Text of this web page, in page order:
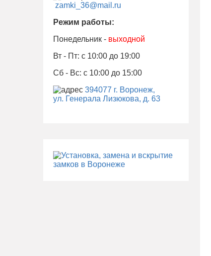
zamki_36@mail.ru
Режим работы:
Понедельник - выходной
Вт - Пт: с 10:00 до 19:00
Сб - Вс: с 10:00 до 15:00
394077 г. Воронеж,
ул. Генерала Лизюкова, д. 63